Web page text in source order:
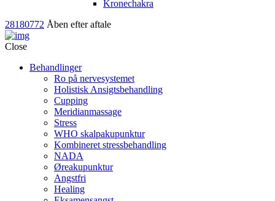
Kronechakra
28180772 Åben efter aftale
Close
Behandlinger
Ro på nervesystemet
Holistisk Ansigtsbehandling
Cupping
Meridianmassage
Stress
WHO skalpakupunktur
Kombineret stressbehandling
NADA
Øreakupunktur
Angstfri
Healing